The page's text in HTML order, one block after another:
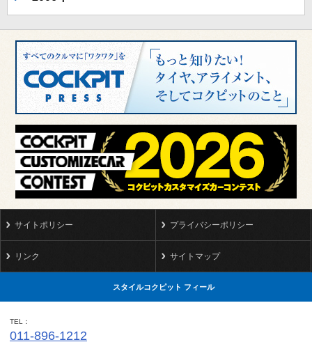
サイトポリシー プライバシーポリシー
リンク サイトマップ
スタイルコクピット フィール
TEL
011-896-1212